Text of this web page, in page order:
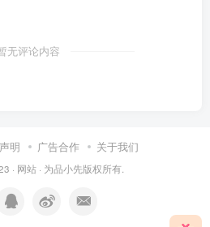
无评论内容
明 广告合作 关于我们
· 网站 · 为品小先版权所有.